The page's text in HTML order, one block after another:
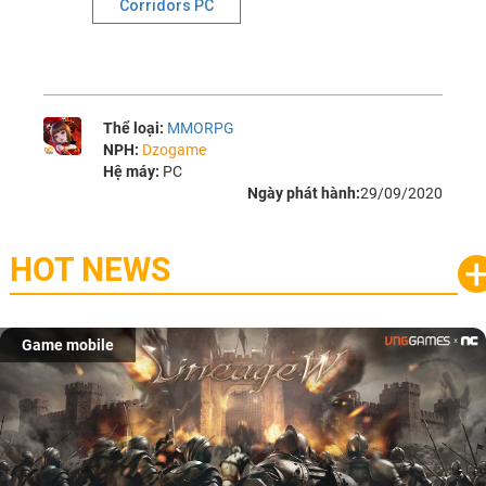
Corridors PC
Thể loại: MMORPG
NPH: Dzogame
Hệ máy: PC
Ngày phát hành:29/09/2020
HOT NEWS
Game mobile